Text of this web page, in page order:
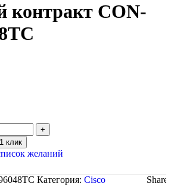
контракт CON-
клик
желаний
Категория: Cisco
Share: